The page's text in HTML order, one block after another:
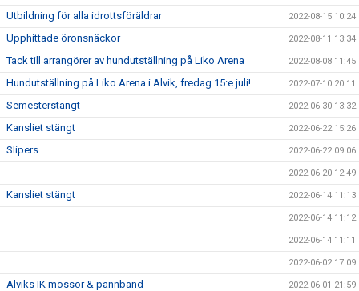
Utbildning för alla idrottsföräldrar 2022-08-15 10:24
Upphittade öronsnäckor 2022-08-11 13:34
Tack till arrangörer av hundutställning på Liko Arena 2022-08-08 11:45
Hundutställning på Liko Arena i Alvik, fredag 15:e juli! 2022-07-10 20:11
Semesterstängt 2022-06-30 13:32
Kansliet stängt 2022-06-22 15:26
Slipers 2022-06-22 09:06
2022-06-20 12:49
Kansliet stängt 2022-06-14 11:13
2022-06-14 11:12
2022-06-14 11:11
2022-06-02 17:09
Alviks IK mössor & pannband 2022-06-01 21:59